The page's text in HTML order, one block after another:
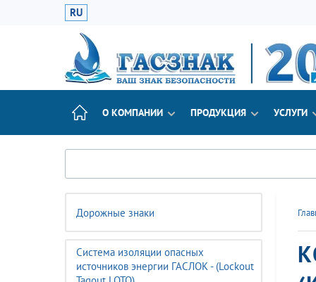
RU
О КОМПАНИИ ПРОДУКЦИЯ УСЛУГИ
Дорожные знаки
Система изоляции опасных
источников энергии ГАСЛОК - (Lockout